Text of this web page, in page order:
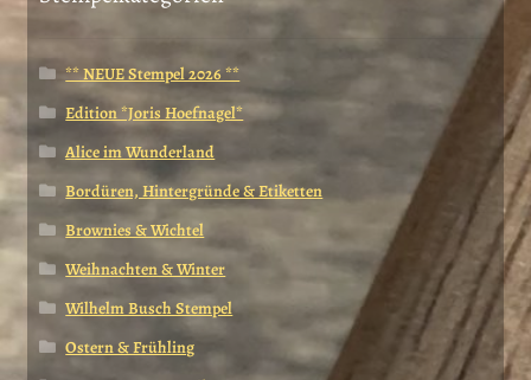
** NEUE Stempel 2026 **
Edition *Joris Hoefnagel*
Alice im Wunderland
Bordüren, Hintergründe & Etiketten
Brownies & Wichtel
Weihnachten & Winter
Wilhelm Busch Stempel
Ostern & Frühling